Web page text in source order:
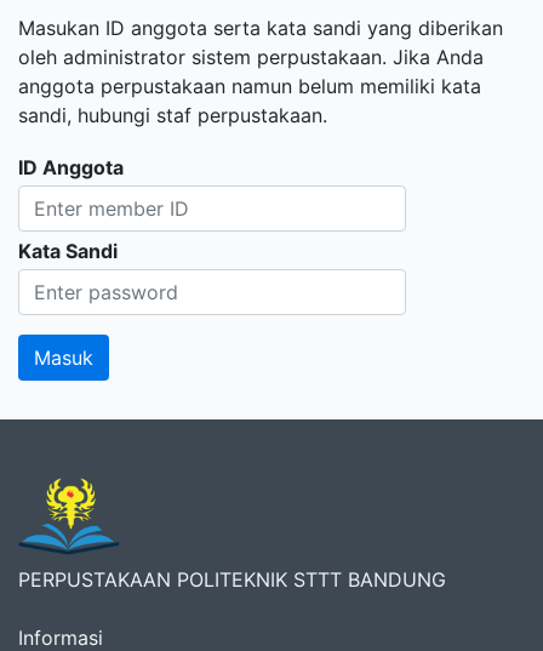
Masukan ID anggota serta kata sandi yang diberikan
oleh administrator sistem perpustakaan. Jika Anda
anggota perpustakaan namun belum memiliki kata
sandi, hubungi staf perpustakaan.
ID Anggota
Kata Sandi
PERPUSTAKAAN POLITEKNIK STTT BANDUNG
Informasi